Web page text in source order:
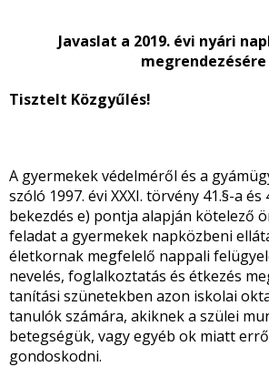
Javaslat a 2019. évi nyári
megrendezésére
Tisztelt Közgyűlés!
A gyermekek védelméről és a
szóló 1997. évi XXXI. törvény 41.§-a és
bekezdés e) pontja alapján kötelező
feladat a gyermekek napközbeni
életkornak megfelelő nappali
nevelés, foglalkoztatás és étkezés
tanítási szünetekben azon iskolai
tanulók számára, akiknek a szülei
betegségük, vagy egyéb ok miatt
gondoskodni.